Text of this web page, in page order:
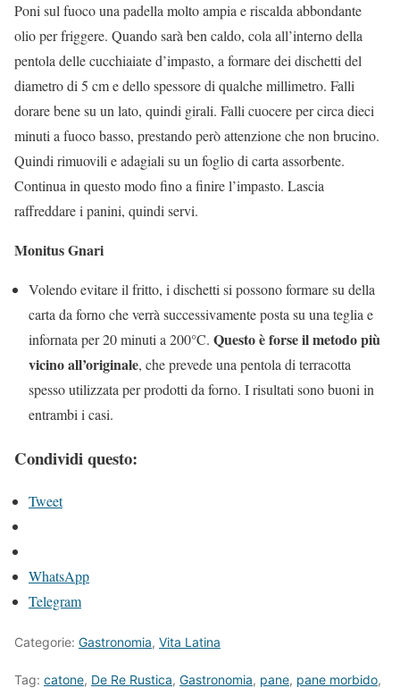
Poni sul fuoco una padella molto ampia e riscalda abbondante
olio per friggere. Quando sarà ben caldo, cola all’interno della
pentola delle cucchiaiate d’impasto, a formare dei dischetti del
diametro di 5 cm e dello spessore di qualche millimetro. Falli
dorare bene su un lato, quindi girali. Falli cuocere per circa dieci
minuti a fuoco basso, prestando però attenzione che non brucino.
Quindi rimuovili e adagiali su un foglio di carta assorbente.
Continua in questo modo fino a finire l’impasto. Lascia
raffreddare i panini, quindi servi.
Monitus Gnari
Volendo evitare il fritto, i dischetti si possono formare su della
carta da forno che verrà successivamente posta su una teglia e
infornata per 20 minuti a 200°C. Questo è forse il metodo più
vicino all’originale, che prevede una pentola di terracotta
spesso utilizzata per prodotti da forno. I risultati sono buoni in
entrambi i casi.
Condividi questo:
Tweet
WhatsApp
Telegram
Categorie: Gastronomia, Vita Latina
Tag: catone, De Re Rustica, Gastronomia, pane, pane morbido,